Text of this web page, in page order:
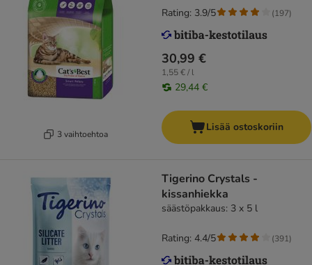
3 vaihtoehtoa
30,99 €
1,55 € / l
29,44 €
Rating: 3.9/5 (197)
Lisää ostoskoriin
Tigerino Crystals -
kissanhiekka
säästöpakkaus: 3 x 5 l
Rating: 4.4/5 (391)